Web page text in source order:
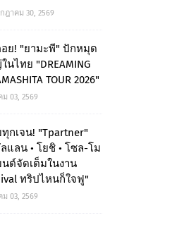
าคม 30, 2569
ย! "ยามะพี" ปักหมุด
ไทย "DREAMING
TOUR 2026"
03, 2569
กเจน! "Tpartner"
แลน • โยชิ • โซล-โม
นต์จัดเต็มในงาน
ทริปไหนก็ใจฟู"
03, 2569